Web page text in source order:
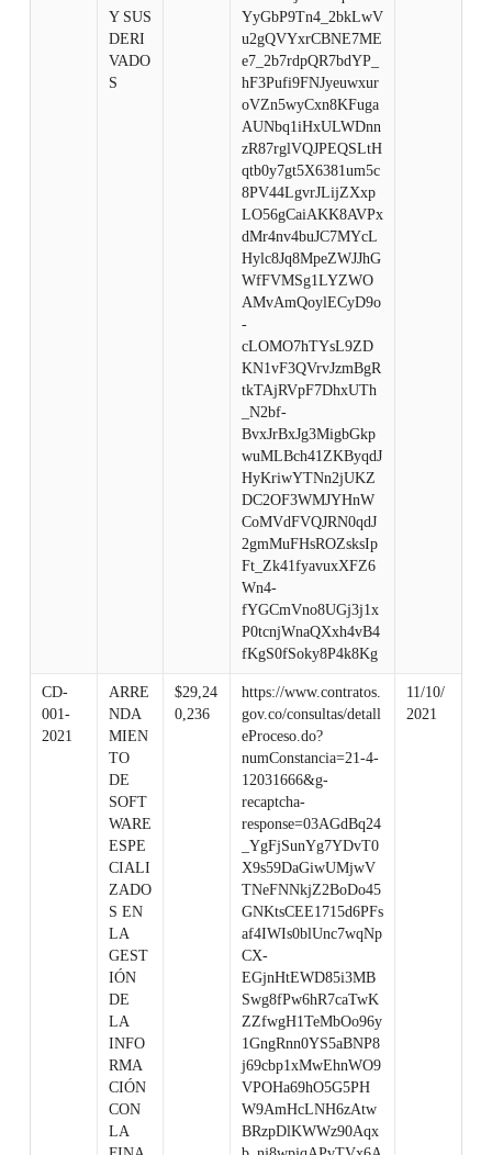
Y SUS
DERI
VADO
S
YyGbP9Tn4_2bkLwV
u2gQVYxrCBNE7ME
e7_2b7rdpQR7bdYP_
hF3Pufi9FNJyeuwxur
oVZn5wyCxn8KFuga
AUNbq1iHxULWDnn
zR87rglVQJPEQSLtH
qtb0y7gt5X6381um5c
8PV44LgvrJLijZXxp
LO56gCaiAKK8AVPx
dMr4nv4buJC7MYcL
Hylc8Jq8MpeZWJJhG
WfFVMSg1LYZWO
AMvAmQoylECyD9o
-
cLOMO7hTYsL9ZD
KN1vF3QVrvJzmBgR
tkTAjRVpF7DhxUTh
_N2bf-
BvxJrBxJg3MigbGkp
wuMLBch41ZKByqdJ
HyKriwYTNn2jUKZ
DC2OF3WMJYHnW
CoMVdFVQJRN0qdJ
2gmMuFHsROZsksIp
Ft_Zk41fyavuxXFZ6
Wn4-
fYGCmVno8UGj3j1x
P0tcnjWnaQXxh4vB4
fKgS0fSoky8P4k8Kg
CD-
001-
2021
ARRE
NDA
MIEN
TO
DE
SOFT
WARE
ESPE
CIALI
ZADO
S EN
LA
GEST
IÓN
DE
LA
INFO
RMA
CIÓN
CON
LA
$29,24
0,236
https://www.contratos.
gov.co/consultas/detall
eProceso.do?
numConstancia=21-4-
12031666&g-
recaptcha-
response=03AGdBq24
_YgFjSunYg7YDvT0
X9s59DaGiwUMjwV
TNeFNNkjZ2BoDo45
GNKtsCEE1715d6PFs
af4IWIs0blUnc7wqNp
CX-
EGjnHtEWD85i3MB
Swg8fPw6hR7caTwK
ZZfwgH1TeMbOo96y
1GngRnn0YS5aBNP8
j69cbp1xMwEhnWO9
VPOHa69hO5G5PH
W9AmHcLNH6zAtw
BRzpDlKWWz90Aqx
11/10/
2021